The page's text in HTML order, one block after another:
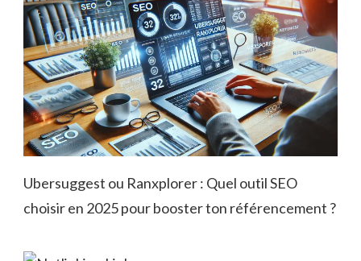
Ubersuggest ou Ranxplorer : Quel outil SEO
choisir en 2025 pour booster ton référencement ?